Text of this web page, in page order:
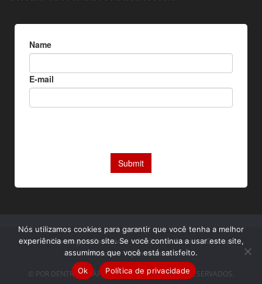
Home Reportagens Exclusivas Notícias Livros
Camisas
Podcast
Quem somos
© POR DENTRO DA ÁFRICA. TODOS OS DIREITOS RESERVADOS.
Nós utilizamos cookies para garantir que você tenha a melhor
experiência em nosso site. Se você continua a usar este site,
assumimos que você está satisfeito.
Ok
Política de privacidade